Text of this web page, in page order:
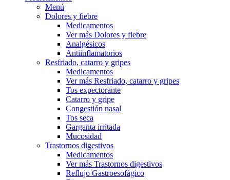
Menú
Dolores y fiebre
Medicamentos
Ver más Dolores y fiebre
Analgésicos
Antiinflamatorios
Resfriado, catarro y gripes
Medicamentos
Ver más Resfriado, catarro y gripes
Tos expectorante
Catarro y gripe
Congestión nasal
Tos seca
Garganta irritada
Mucosidad
Trastornos digestivos
Medicamentos
Ver más Trastornos digestivos
Reflujo Gastroesofágico